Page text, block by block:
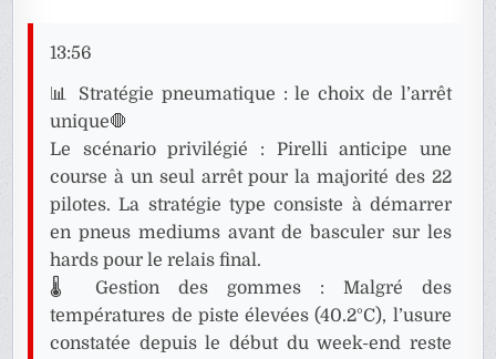
13:56
📊 Stratégie pneumatique : le choix de l’arrêt
unique🛑
Le scénario privilégié : Pirelli anticipe une
course à un seul arrêt pour la majorité des 22
pilotes. La stratégie type consiste à démarrer
en pneus mediums avant de basculer sur les
hards pour le relais final.
🌡️ Gestion des gommes : Malgré des
températures de piste élevées (40.2°C), l’usure
constatée depuis le début du week-end reste